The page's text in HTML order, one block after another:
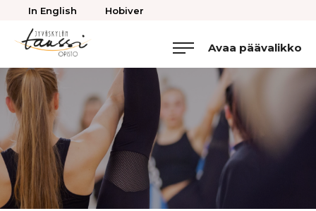
Takaisin
In English Hobiver
Jyväskylän
Tanssiopisto
Avaa päävalikko